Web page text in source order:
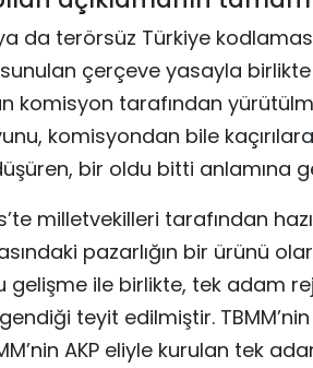
da terörsüz Türkiye
sunulan çerçeve yasayla
komisyon tarafından
komisyondan bile
bir oldu bitti anlamına
milletvekilleri tarafından
pazarlığın bir ürünü
gelişme ile birlikte, tek adam
teyit edilmiştir.
AKP eliyle kurulan tek